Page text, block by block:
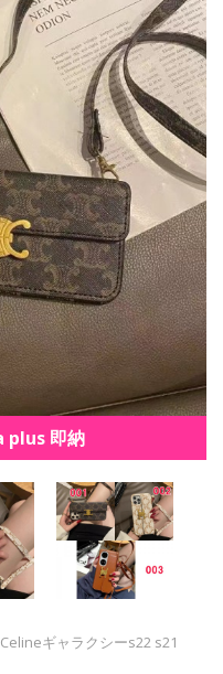
即納
Celineギャラクシーs22 s21